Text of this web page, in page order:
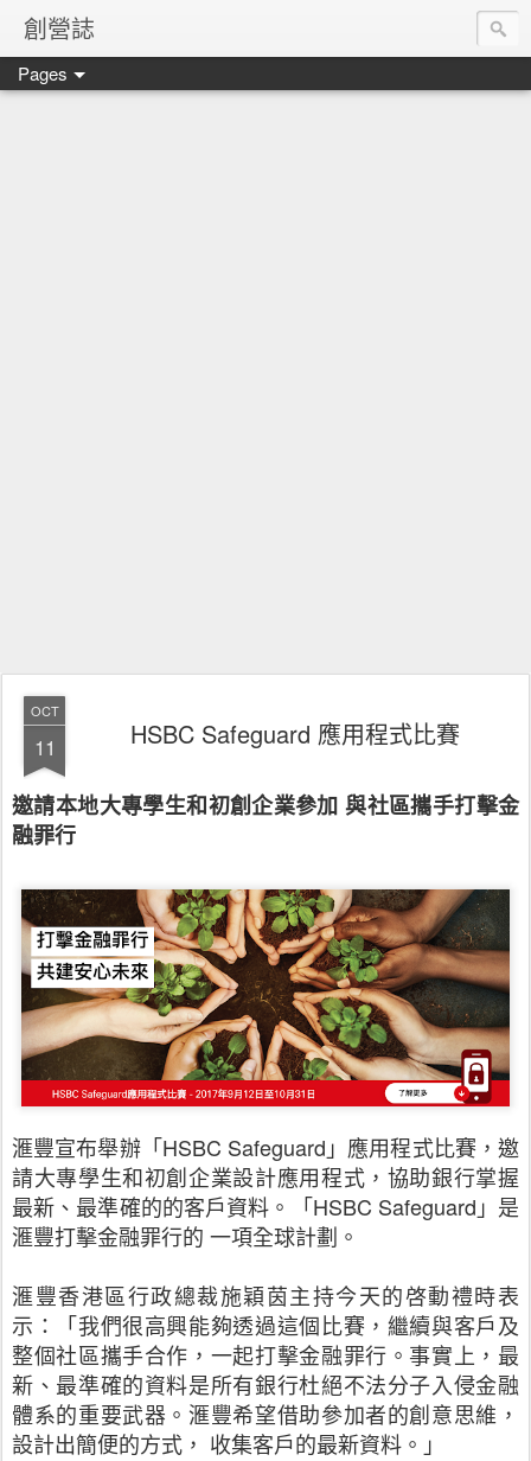
創營誌
Pages
OCT
11 HSBC Safeguard 應用程式比賽
邀請本地大專學生和初創企業參加 與社區攜手打擊金
融罪行
滙豐宣布舉辦「HSBC Safeguard」應用程式比賽，邀
請大專學生和初創企業設計應用程式，協助銀行掌握
最新、最準確的的客戶資料。「HSBC Safeguard」是
滙豐打擊金融罪行的 一項全球計劃。
滙豐香港區行政總裁施穎茵主持今天的啓動禮時表
示：「我們很高興能夠透過這個比賽，繼續與客戶及
整個社區攜手合作，一起打擊金融罪行。事實上，最
新、最準確的資料是所有銀行杜絕不法分子入侵金融
體系的重要武器。滙豐希望借助參加者的創意思維，
設計出簡便的方式， 收集客戶的最新資料。」